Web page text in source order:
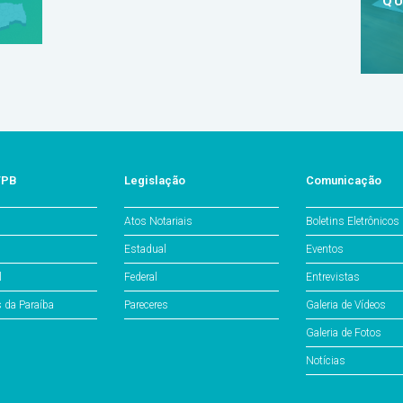
da Paraíba
Legislação
Atos Notariais
Estadual
Federal
Pareceres
Comunicação
Boletins Eletrônicos
Eventos
Entrevistas
Galeria de Vídeos
Galeria de Fotos
Notícias